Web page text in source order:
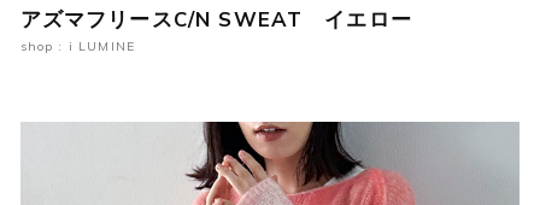
アズマフリースC/N SWEAT イエロー
shop : i LUMINE